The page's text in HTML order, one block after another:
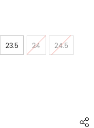
23.5 24 24.5